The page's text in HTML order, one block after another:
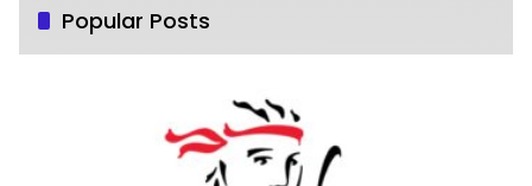
Popular Posts